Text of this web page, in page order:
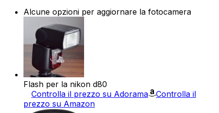
Alcune opzioni per aggiornare la fotocamera
Flash per la nikon d80
Controlla il prezzo su Adorama
Controlla il
prezzo su Amazon